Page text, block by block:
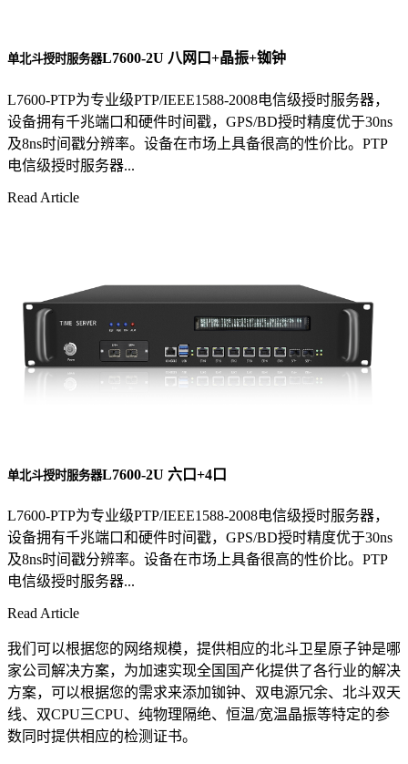
单北斗授时服务器L7600-2U 八网口+晶振+铷钟
L7600-PTP为专业级PTP/IEEE1588-2008电信级授时服务器，
设备拥有千兆端口和硬件时间戳，GPS/BD授时精度优于30ns
及8ns时间戳分辨率。设备在市场上具备很高的性价比。PTP
电信级授时服务器...
Read Article
单北斗授时服务器L7600-2U 六口+4口
L7600-PTP为专业级PTP/IEEE1588-2008电信级授时服务器，
设备拥有千兆端口和硬件时间戳，GPS/BD授时精度优于30ns
及8ns时间戳分辨率。设备在市场上具备很高的性价比。PTP
电信级授时服务器...
Read Article
我们可以根据您的网络规模，提供相应的北斗卫星原子钟是哪
家公司解决方案，为加速实现全国国产化提供了各行业的解决
方案，可以根据您的需求来添加铷钟、双电源冗余、北斗双天
线、双CPU三CPU、纯物理隔绝、恒温/宽温晶振等特定的参
数同时提供相应的检测证书。